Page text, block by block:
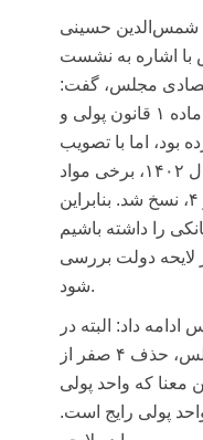
شمس‌الدین حسینی
اشاره به نشست
اقتصادی مجلس، گفت:
دولت دوازدهم لایحه اصلاح ماده ۱ قانون پولی و
بود، اما با تصویب
قانون جدید بانک مرکزی در سال ۱۴۰۲، برخی مواد
قانون قبلی، از جمله مواد ۱، ۳ و ۴، نسخ شد. بنابراین
را داشته باشیم
لایحه دولت بررسی
شود.
داد: البته در
لایحه دولت و مصوبه قبلی مجلس، حذف ۴ صفر از
معنا که واحد پولی
برابر واحد پولی رایج است.